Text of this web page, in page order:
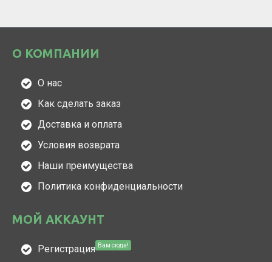
О КОМПАНИИ
О нас
Как сделать заказ
Доставка и оплата
Условия возврата
Наши преимущества
Политика конфиденциальности
МОЙ АККАУНТ
Регистрация Вам сюда!